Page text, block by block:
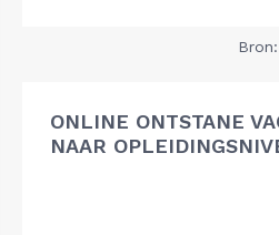
ONLINE ONTSTANE
NAAR